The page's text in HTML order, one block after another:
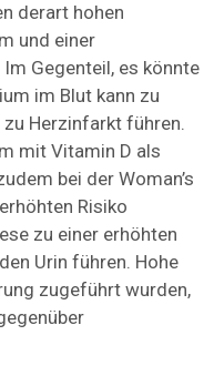
derart hohen
und einer
Gegenteil, es könnte
im Blut kann zu
Herzinfarkt führen.
mit Vitamin D als
bei der Woman’s
Risiko
zu einer erhöhten
Urin führen. Hohe
zugeführt wurden,